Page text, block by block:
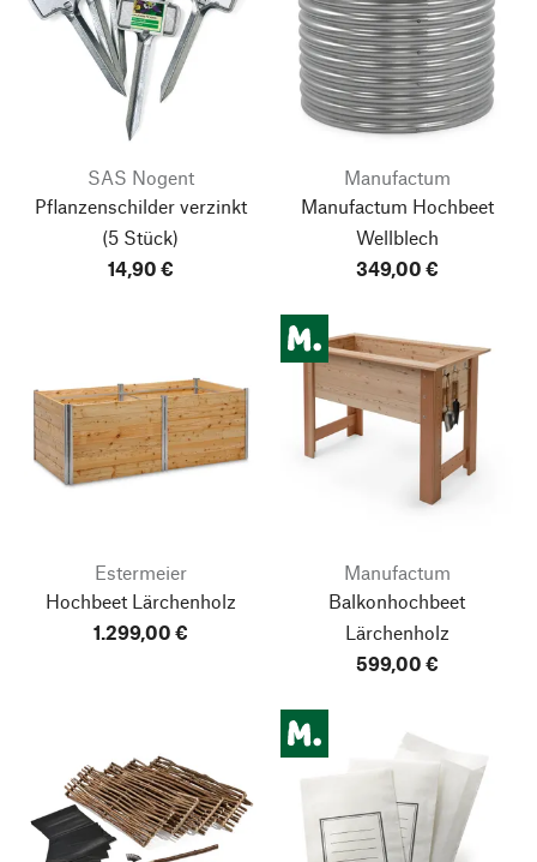
SAS Nogent
Pflanzenschilder verzinkt
(5 Stück)
14,90 €
Manufactum
Manufactum Hochbeet
Wellblech
349,00 €
Estermeier
Hochbeet Lärchenholz
1.299,00 €
Manufactum
Balkonhochbeet
Lärchenholz
599,00 €